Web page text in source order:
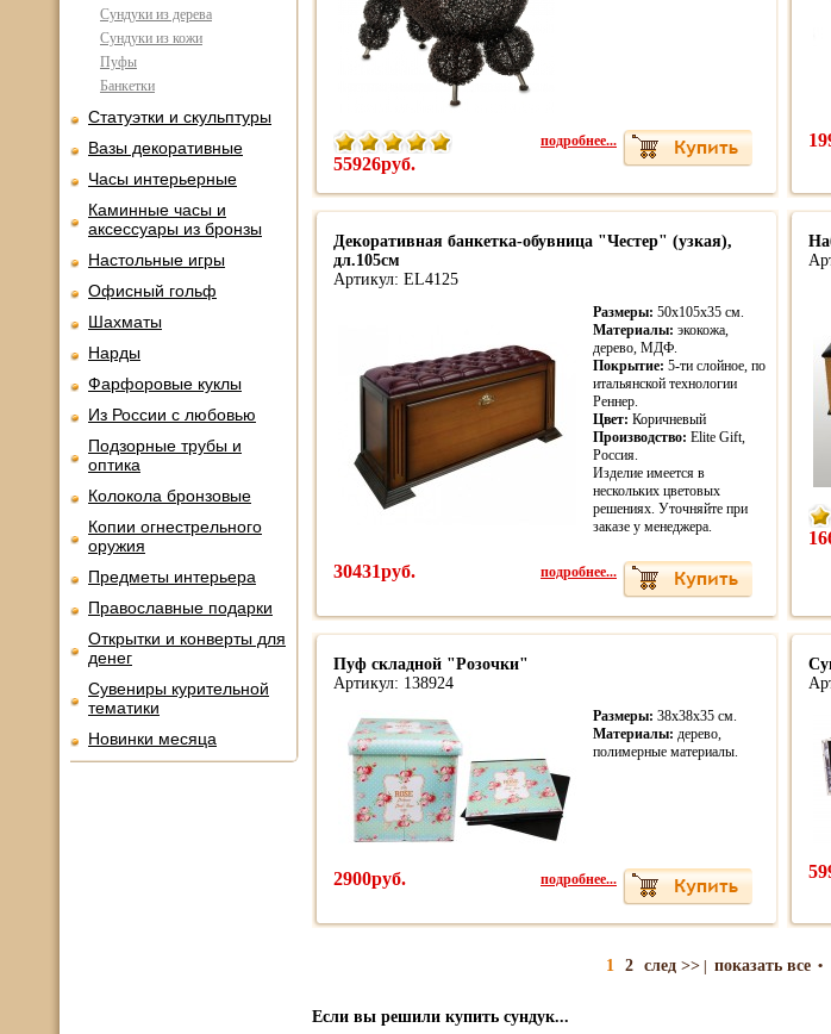
Сундуки из дерева
Сундуки из кожи
Пуфы
Банкетки
Статуэтки и скульптуры
Вазы декоративные
Часы интерьерные
Каминные часы и
аксессуары из бронзы
Настольные игры
Офисный гольф
Шахматы
Нарды
Фарфоровые куклы
Из России с любовью
Подзорные трубы и
оптика
Колокола бронзовые
Копии огнестрельного
оружия
Предметы интерьера
Православные подарки
Открытки и конверты для
денег
Сувениры курительной
тематики
Новинки месяца
55926руб.
подробнее...
Декоративная банкетка-обувница "Честер" (узкая),
дл.105см
Артикул: EL4125
Размеры: 50х105х35 см.
Материалы: экокожа,
дерево, МДФ.
Покрытие: 5-ти слойное, по
итальянской технологии
Реннер.
Цвет: Коричневый
Производство: Elite Gift,
Россия.
Изделие имеется в
нескольких цветовых
решениях. Уточняйте при
заказе у менеджера.
30431руб. подробнее...
Пуф складной "Розочки"
Артикул: 138924
Размеры: 38x38x35 см.
Материалы: дерево,
полимерные материалы.
2900руб. подробнее...
1 2 след >> показать все •
Если вы решили купить сундук...